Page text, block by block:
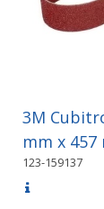
3M
mm x 457
123-159137